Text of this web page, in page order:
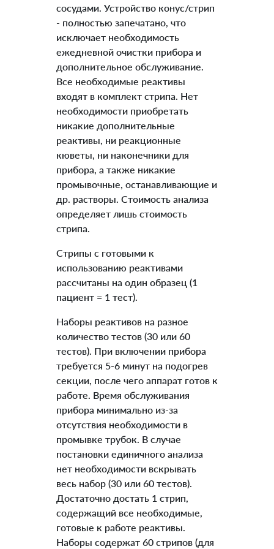
сосудами. Устройство конус/стрип
- полностью запечатано, что
исключает необходимость
ежедневной очистки прибора и
дополнительное обслуживание.
Все необходимые реактивы
входят в комплект стрипа. Нет
необходимости приобретать
никакие дополнительные
реактивы, ни реакционные
кюветы, ни наконечники для
прибора, а также никакие
промывочные, останавливающие и
др. растворы. Стоимость анализа
определяет лишь стоимость
стрипа.
Стрипы с готовыми к
использованию реактивами
рассчитаны на один образец (1
пациент = 1 тест).
Наборы реактивов на разное
количество тестов (30 или 60
тестов). При включении прибора
требуется 5-6 минут на подогрев
секции, после чего аппарат готов к
работе. Время обслуживания
прибора минимально из-за
отсутствия необходимости в
промывке трубок. В случае
постановки единичного анализа
нет необходимости вскрывать
весь набор (30 или 60 тестов).
Достаточно достать 1 стрип,
содержащий все необходимые,
готовые к работе реактивы.
Наборы содержат 60 стрипов (для